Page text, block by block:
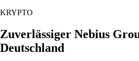
KRYPTO
Zuverlässiger Nebius
Deutschland